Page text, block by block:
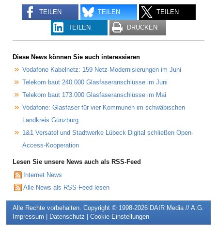
TEILEN TEILEN TEILEN
TEILEN DRUCKEN
Diese News können Sie auch interessieren
Vodafone Kabelnetz: 159 Netz-Modernisierungen im Juni
Telekom baut 240.000 Glasfaseranschlüsse im Juni
Telekom baut 173.000 Glasfaseranschlüsse im Mai
Vodafone: Glasfaser für vier Kommunen im schwäbischen
Landkreis Günzburg
1&1 Versatel und Stadtwerke Lübeck Digital schließen Open-
Access-Kooperation
Lesen Sie unsere News auch als RSS-Feed
Internet News
Alle News als RSS-Feed lesen
Alle Rechte vorbehalten. Copyright © 1998-2026 DAIR Media // A.G.
Impressum
Datenschutz Cookie-Einstellungen